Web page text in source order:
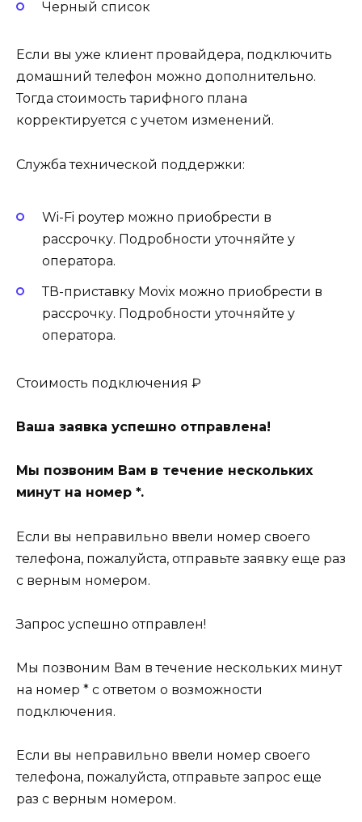
Черный список
Если вы уже клиент провайдера, подключить
домашний телефон можно дополнительно.
Тогда стоимость тарифного плана
корректируется с учетом изменений.
Служба технической поддержки:
Wi-Fi роутер можно приобрести в
рассрочку. Подробности уточняйте у
оператора.
ТВ-приставку Movix можно приобрести в
рассрочку. Подробности уточняйте у
оператора.
Стоимость подключения ₽
Ваша заявка успешно отправлена!
Мы позвоним Вам в течение нескольких
минут на номер *.
Если вы неправильно ввели номер своего
телефона, пожалуйста, отправьте заявку еще раз
с верным номером.
Запрос успешно отправлен!
Мы позвоним Вам в течение нескольких минут
на номер * с ответом о возможности
подключения.
Если вы неправильно ввели номер своего
телефона, пожалуйста, отправьте запрос еще
раз с верным номером.